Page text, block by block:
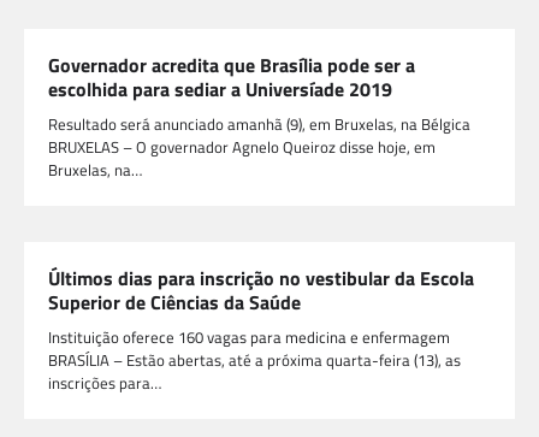
Governador acredita que Brasília pode ser a
escolhida para sediar a Universíade 2019
Resultado será anunciado amanhã (9), em Bruxelas, na Bélgica
BRUXELAS – O governador Agnelo Queiroz disse hoje, em
Bruxelas, na…
Últimos dias para inscrição no vestibular da Escola
Superior de Ciências da Saúde
Instituição oferece 160 vagas para medicina e enfermagem
BRASÍLIA – Estão abertas, até a próxima quarta-feira (13), as
inscrições para…